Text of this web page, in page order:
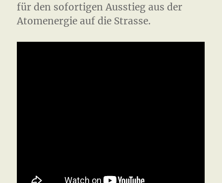
für den sofortigen Ausstieg aus der
Atomenergie auf die Strasse.